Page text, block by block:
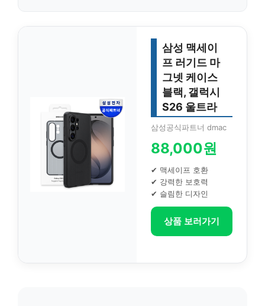
삼성 맥세이
프 러기드 마
그넷 케이스
블랙, 갤럭시
S26 울트라
삼성공식파트너 dmac
88,000원
✔ 맥세이프 호환
✔ 강력한 보호력
✔ 슬림한 디자인
상품 보러가기